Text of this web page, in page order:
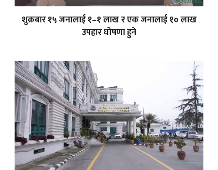
शुक्रबार १५ जनालाई १–१ लाख र एक जनालाई १० लाख
उपहार घोषणा हुने